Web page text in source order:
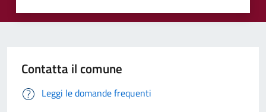
Contatta il comune
Leggi le domande frequenti